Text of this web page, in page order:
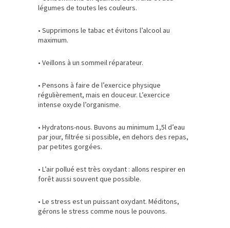
légumes de toutes les couleurs.
• Supprimons le tabac et évitons l’alcool au
maximum.
• Veillons à un sommeil réparateur.
• Pensons à faire de l’exercice physique
régulièrement, mais en douceur. L’exercice
intense oxyde l’organisme.
• Hydratons-nous. Buvons au minimum 1,5l d’eau
par jour, filtrée si possible, en dehors des repas,
par petites gorgées.
• L’air pollué est très oxydant : allons respirer en
forêt aussi souvent que possible.
• Le stress est un puissant oxydant. Méditons,
gérons le stress comme nous le pouvons.